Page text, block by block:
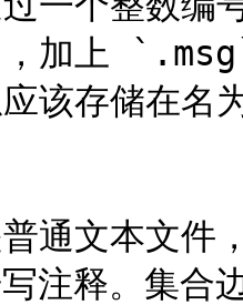
，加上
应该存储在
通文本文件
释。集合